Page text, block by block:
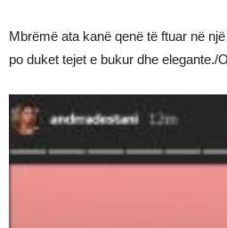
Mbrëmë ata kanë qenë të ftuar në
po duket tejet e bukur dhe elegante./